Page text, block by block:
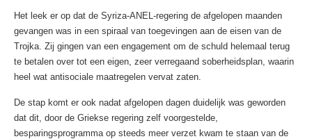
Het leek er op dat de Syriza-ANEL-regering de afgelopen maanden
gevangen was in een spiraal van toegevingen aan de eisen van de
Trojka. Zij gingen van een engagement om de schuld helemaal terug
te betalen over tot een eigen, zeer verregaand soberheidsplan, waarin
heel wat antisociale maatregelen vervat zaten.
De stap komt er ook nadat afgelopen dagen duidelijk was geworden
dat dit, door de Griekse regering zelf voorgestelde,
besparingsprogramma op steeds meer verzet kwam te staan van de